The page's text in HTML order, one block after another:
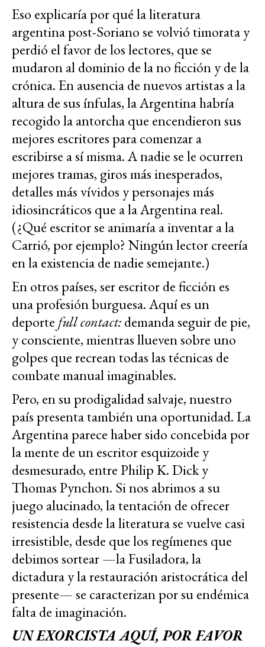
Eso explicaría por qué la literatura
argentina post-Soriano se volvió timorata y
perdió el favor de los lectores, que se
mudaron al dominio de la no ficción y de la
crónica. En ausencia de nuevos artistas a la
altura de sus ínfulas, la Argentina habría
recogido la antorcha que encendieron sus
mejores escritores para comenzar a
escribirse a sí misma. A nadie se le ocurren
mejores tramas, giros más inesperados,
detalles más vívidos y personajes más
idiosincráticos que a la Argentina real.
(¿Qué escritor se animaría a inventar a la
Carrió, por ejemplo? Ningún lector creería
en la existencia de nadie semejante.)
En otros países, ser escritor de ficción es
una profesión burguesa. Aquí es un
deporte full contact:demanda seguir de pie,
y consciente, mientras llueven sobre uno
golpes que recrean todas las técnicas de
combate manual imaginables.
Pero, en su prodigalidad salvaje, nuestro
país presenta también una oportunidad. La
Argentina parece haber sido concebida por
la mente de un escritor esquizoide y
desmesurado, entre Philip K. Dick y
Thomas Pynchon. Si nos abrimos a su
juego alucinado, la tentación de ofrecer
resistencia desde la literatura se vuelve casi
irresistible, desde que los regímenes que
debimos sortear —la Fusiladora, la
dictadura y la restauración aristocrática del
presente— se caracterizan por su endémica
falta de imaginación.
UN EXORCISTA AQUÍ, POR FAVOR